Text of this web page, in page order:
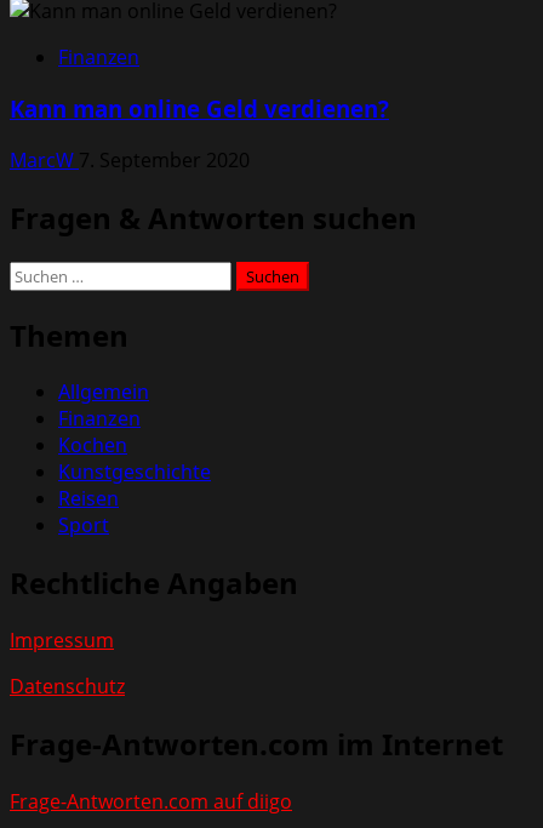
Finanzen
Kann man online Geld verdienen?
MarcW 7. September 2020
Fragen & Antworten suchen
Suchen
nach:
Themen
Allgemein
Finanzen
Kochen
Kunstgeschichte
Reisen
Sport
Rechtliche Angaben
Impressum
Datenschutz
Frage-Antworten.com im Internet
Frage-Antworten.com auf diigo